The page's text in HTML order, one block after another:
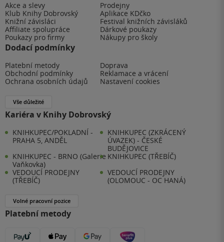
Akce a slevy
Prodejny
Klub Knihy Dobrovský
Aplikace KDčko
Knižní závisláci
Festival knižních závisláků
Affiliate spolupráce
Dárkové poukazy
Poukazy pro firmy
Nákupy pro školy
Dodací podmínky
Platební metody
Doprava
Obchodní podmínky
Reklamace a vrácení
Ochrana osobních údajů
Nastavení cookies
Vše důležité
Kariéra v Knihy Dobrovský
KNIHKUPEC/POKLADNÍ -
PRAHA 5, ANDĚL
KNIHKUPEC (ZKRÁCENÝ
ÚVAZEK) - ČESKÉ
BUDĚJOVICE
KNIHKUPEC - BRNO (Galerie
Vaňkovka)
KNIHKUPEC (TŘEBÍČ)
VEDOUCÍ PRODEJNY
(TŘEBÍČ)
VEDOUCÍ PRODEJNY
(OLOMOUC - OC HANÁ)
Volné pracovní pozice
Platební metody